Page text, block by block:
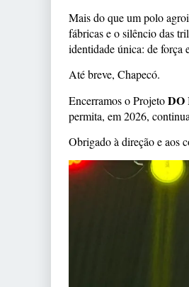
Mais do que um polo
fábricas e o silêncio das
identidade única: de força
Até breve, Chapecó.
Encerramos o ProjetoDO
permita, em 2026,
Obrigado à direção e aos